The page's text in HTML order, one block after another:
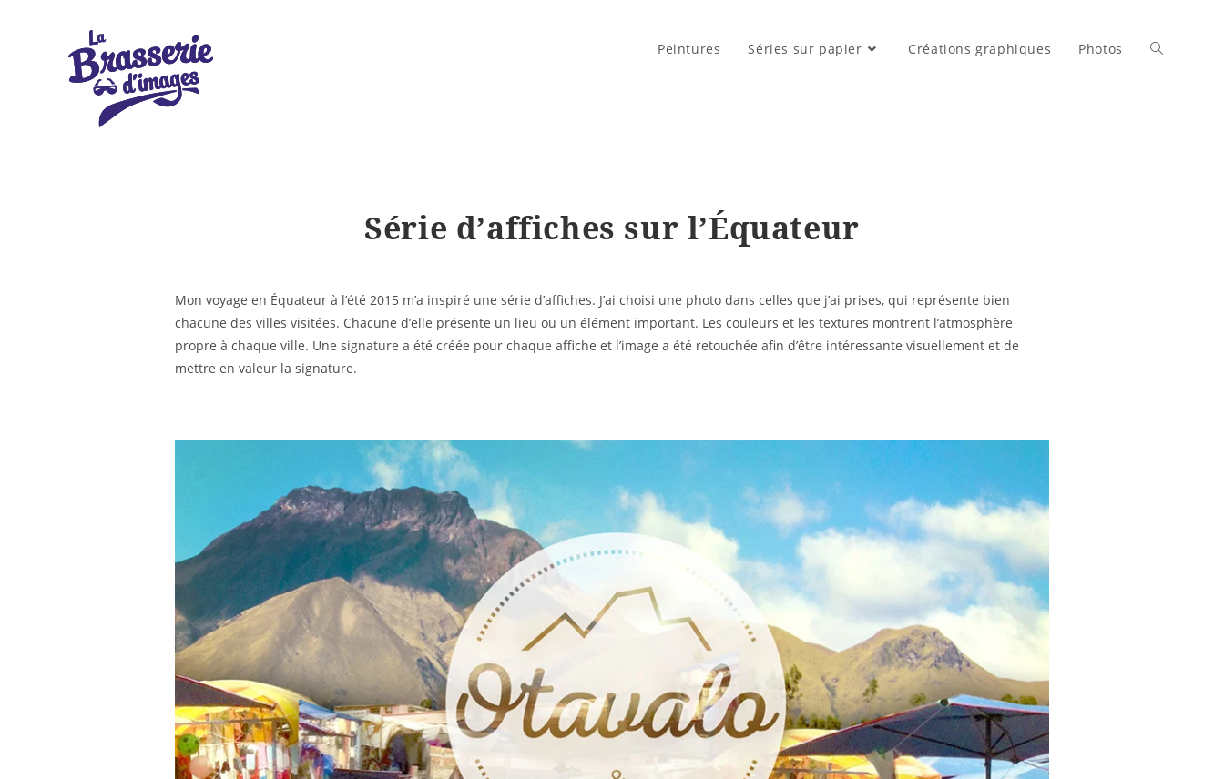
Peintures Séries sur papier Créations graphiques Photos
Série d’affiches sur l’Équateur
Mon voyage en Équateur à l’été 2015 m’a inspiré une série d’affiches. J’ai choisi une photo dans celles que j’ai prises, qui représente bien
chacune des villes visitées. Chacune d’elle présente un lieu ou un élément important. Les couleurs et les textures montrent l’atmosphère
propre à chaque ville. Une signature a été créée pour chaque affiche et l’image a été retouchée afin d’être intéressante visuellement et de
mettre en valeur la signature.